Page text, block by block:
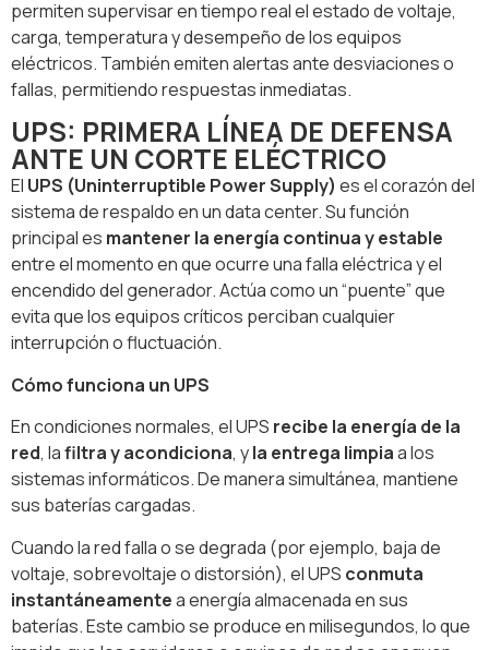
permiten supervisar en tiempo real el estado de voltaje,
carga, temperatura y desempeño de los equipos
eléctricos. También emiten alertas ante desviaciones o
fallas, permitiendo respuestas inmediatas.
UPS: PRIMERA LÍNEA DE DEFENSA
ANTE UN CORTE ELÉCTRICO
El UPS (Uninterruptible Power Supply) es el corazón del
sistema de respaldo en un data center. Su función
principal es mantener la energía continua y estable
entre el momento en que ocurre una falla eléctrica y el
encendido del generador. Actúa como un “puente” que
evita que los equipos críticos perciban cualquier
interrupción o fluctuación.
Cómo funciona un UPS
En condiciones normales, el UPS recibe la energía de la
red, lafiltra y acondiciona, yla entrega limpiaa los
sistemas informáticos. De manera simultánea, mantiene
sus baterías cargadas.
Cuando la red falla o se degrada (por ejemplo, baja de
voltaje, sobrevoltaje o distorsión), el UPS conmuta
instantáneamentea energía almacenada en sus
baterías. Este cambio se produce en milisegundos, lo que